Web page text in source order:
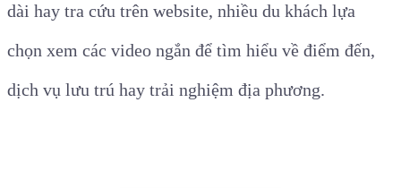
dài hay tra cứu trên website, nhiều du khách lựa
chọn xem các video ngắn để tìm hiểu về điểm đến,
dịch vụ lưu trú hay trải nghiệm địa phương.